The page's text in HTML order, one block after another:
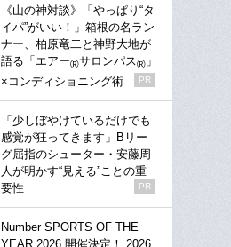
《山の神対談》「やっぱり“タ
イパ”がいい！」箱根の名ラン
ナー、柏原竜二と神野大地が
語る「エアー®サロンパス® 」
×コンディショニング術
PR
「少しぼやけているだけでも
感覚が狂ってきます」Bリー
グ屈指のシューター・安藤周
人が明かす“見える”ことの重
要性
PR
Number SPORTS OF THE
YEAR 2026 開催決定！ 2026